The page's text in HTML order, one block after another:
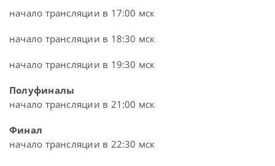
начало трансляции в 17:00 мск
начало трансляции в 18:30 мск
начало трансляции в 19:30 мск
Полуфиналы
начало трансляции в 21:00 мск
Финал
начало трансляции в 22:30 мск